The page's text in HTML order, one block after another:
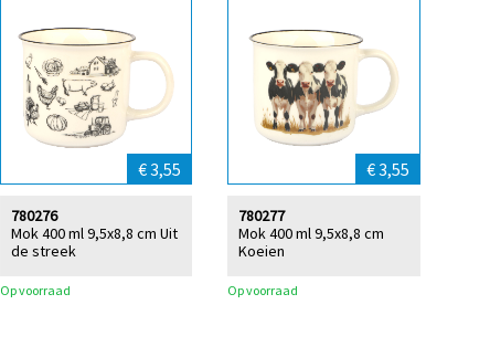
€ 3,55
Mok 400 ml 9,5x8,8 cm Uit
de streek
780276
Op voorraad
€ 3,55
Mok 400 ml 9,5x8,8 cm
Koeien
780277
Op voorraad